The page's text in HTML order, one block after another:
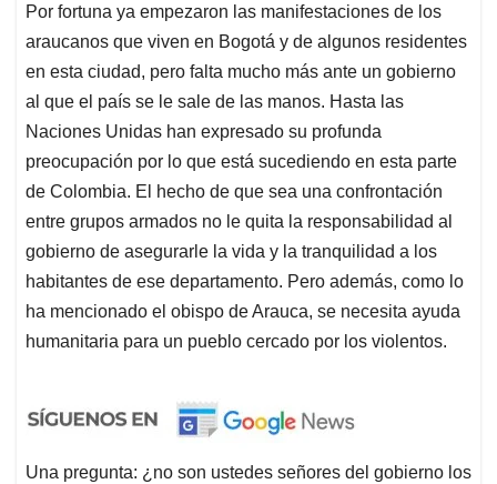
Por fortuna ya empezaron las manifestaciones de los
araucanos que viven en Bogotá y de algunos residentes
en esta ciudad, pero falta mucho más ante un gobierno
al que el país se le sale de las manos. Hasta las
Naciones Unidas han expresado su profunda
preocupación por lo que está sucediendo en esta parte
de Colombia. El hecho de que sea una confrontación
entre grupos armados no le quita la responsabilidad al
gobierno de asegurarle la vida y la tranquilidad a los
habitantes de ese departamento. Pero además, como lo
ha mencionado el obispo de Arauca, se necesita ayuda
humanitaria para un pueblo cercado por los violentos.
Una pregunta: ¿no son ustedes señores del gobierno los